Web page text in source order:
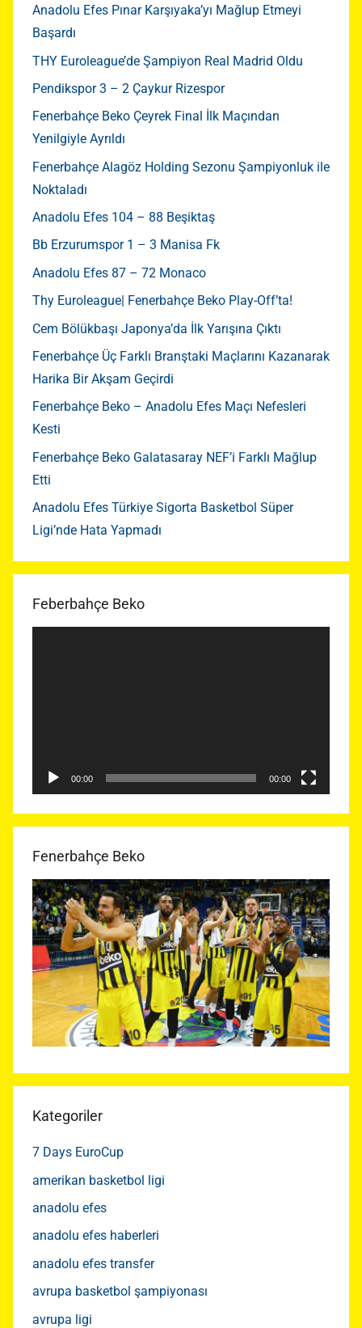
Anadolu Efes Pınar Karşıyaka’yı Mağlup Etmeyi
Başardı
THY Euroleague’de Şampiyon Real Madrid Oldu
Pendikspor 3 – 2 Çaykur Rizespor
Fenerbahçe Beko Çeyrek Final İlk Maçından
Yenilgiyle Ayrıldı
Fenerbahçe Alagöz Holding Sezonu Şampiyonluk ile
Noktaladı
Anadolu Efes 104 – 88 Beşiktaş
Bb Erzurumspor 1 – 3 Manisa Fk
Anadolu Efes 87 – 72 Monaco
Thy Euroleague| Fenerbahçe Beko Play-Off’ta!
Cem Bölükbaşı Japonya’da İlk Yarışına Çıktı
Fenerbahçe Üç Farklı Branştaki Maçlarını Kazanarak
Harika Bir Akşam Geçirdi
Fenerbahçe Beko – Anadolu Efes Maçı Nefesleri
Kesti
Fenerbahçe Beko Galatasaray NEF’i Farklı Mağlup
Etti
Anadolu Efes Türkiye Sigorta Basketbol Süper
Ligi’nde Hata Yapmadı
Feberbahçe Beko
00:00 00:00
Fenerbahçe Beko
Kategoriler
7 Days EuroCup
amerikan basketbol ligi
anadolu efes
anadolu efes haberleri
anadolu efes transfer
avrupa basketbol şampiyonası
avrupa ligi